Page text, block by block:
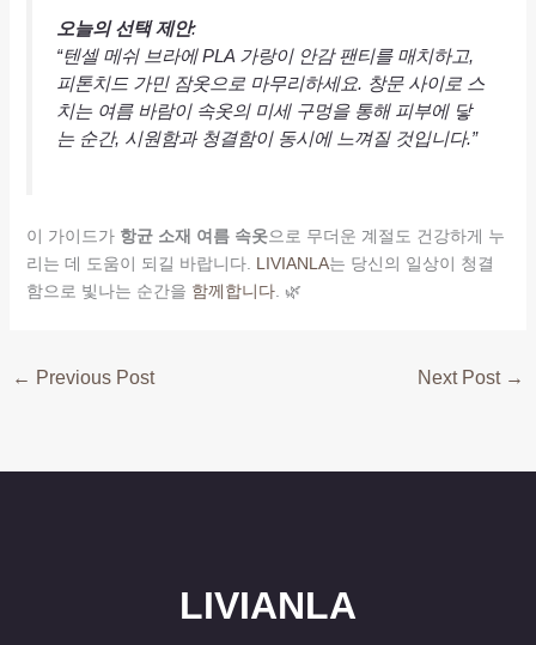
오늘의 선택 제안:
“텐셀 메쉬 브라에 PLA 가랑이 안감 팬티를 매치하고,
피톤치드 가민 잠옷으로 마무리하세요. 창문 사이로 스
치는 여름 바람이 속옷의 미세 구멍을 통해 피부에 닿
는 순간, 시원함과 청결함이 동시에 느껴질 것입니다.”
이 가이드가 항균 소재 여름 속옷으로 무더운 계절도 건강하게 누
리는 데 도움이 되길 바랍니다. LIVIANLA는 당신의 일상이 청결
함으로 빛나는 순간을 함께합니다. 🌿
← Previous Post Next Post →
LIVIANLA